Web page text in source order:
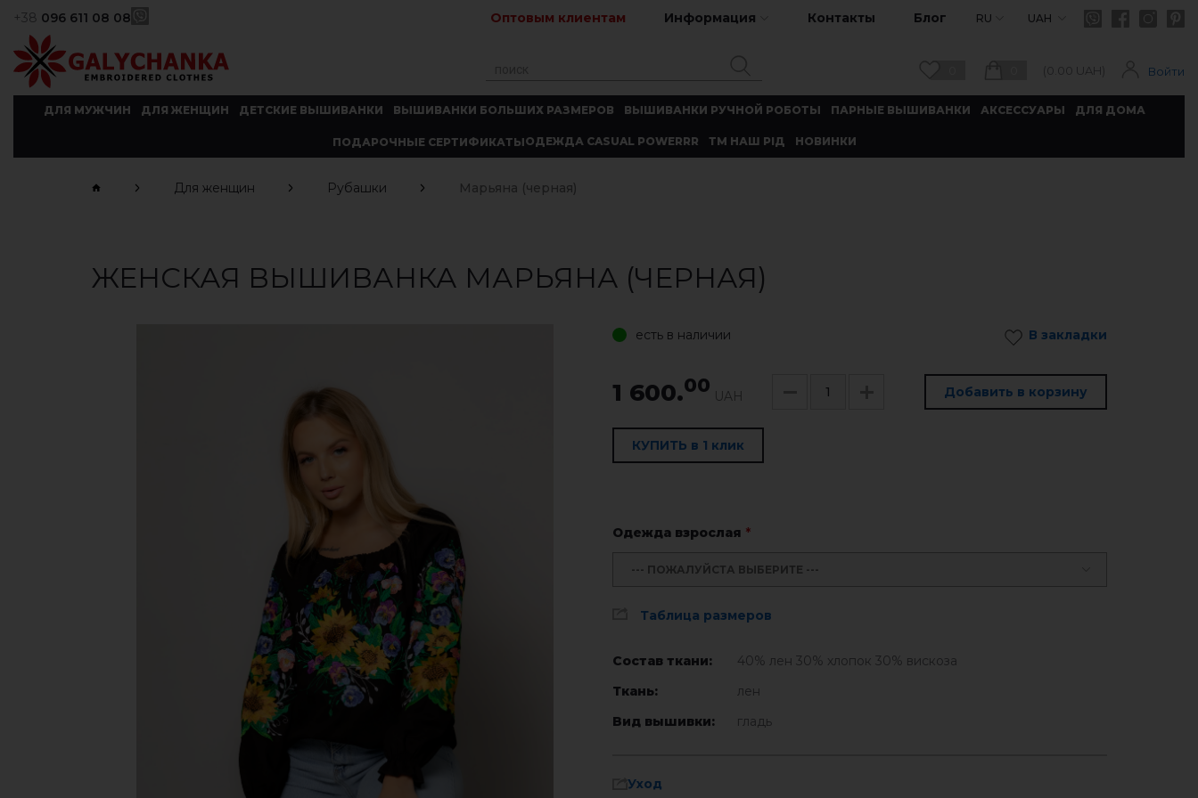
+38 096 611 08 08 Оптовым клиентам Информация Контакты Блог RU UAH
(0.00 UAH) Войти
ДЛЯ МУЖЧИН ДЛЯ ЖЕНЩИН ДЕТСКИЕ ВЫШИВАНКИ ВЫШИВАНКИ БОЛЬШИХ РАЗМЕРОВ ВЫШИВАНКИ РУЧНОЙ РОБОТЫ ПАРНЫЕ ВЫШИВАНКИ АКСЕССУАРЫ ДЛЯ ДОМА
ПОДАРОЧНЫЕ СЕРТИФИКАТЫОДЕЖДА CASUAL POWERRR ТМ НАШ РІД НОВИНКИ
Для женщин Рубашки Марьяна (черная)
ЖЕНСКАЯ ВЫШИВАНКА МАРЬЯНА (ЧЕРНАЯ)
есть в наличии В закладки
1 600.00 UAH Добавить в корзину
КУПИТЬ в 1 клик
Одежда взрослая *
--- ПОЖАЛУЙСТА ВЫБЕРИТЕ ---
Таблица размеров
Состав ткани:
40% лен 30% хлопок 30% вискоза
Ткань:
лен
Вид вышивки:
гладь
Уход